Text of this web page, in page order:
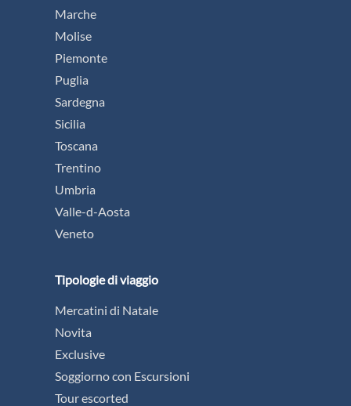
Marche
Molise
Piemonte
Puglia
Sardegna
Sicilia
Toscana
Trentino
Umbria
Valle-d-Aosta
Veneto
Tipologie di viaggio
Mercatini di Natale
Novita
Exclusive
Soggiorno con Escursioni
Tour escorted